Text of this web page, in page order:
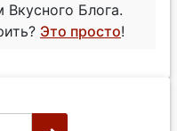
Вкусного Блога.
Это просто!